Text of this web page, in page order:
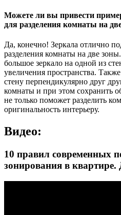
Можете ли вы привести
для разделения комнаты на
Да, конечно! Зеркала отлично
разделения комнаты на две
большое зеркало на одной из
увеличения пространства.
стену перпендикулярно друг
комнаты и при этом сохранить
не только поможет разделить
оригинальность интерьеру.
Видео:
10 правил современных
зонирования в квартире.